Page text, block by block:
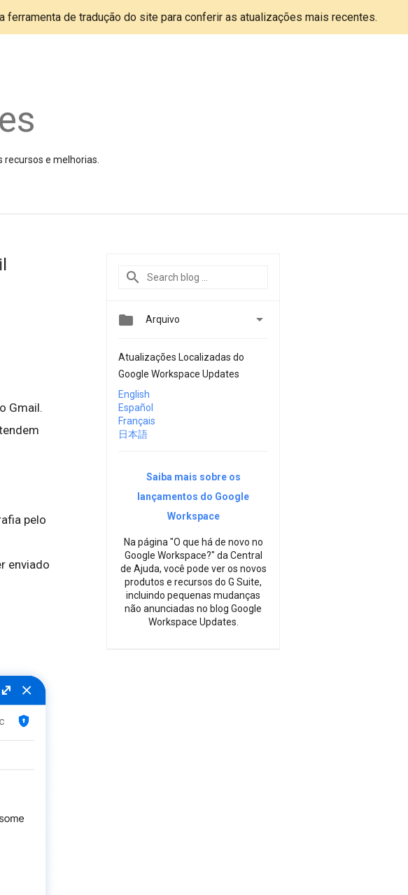
ferramenta de tradução do site para conferir as atualizações mais recentes.
e melhorias.
Gmail.
pelo
enviado
 Arquivo 
Atualizações Localizadas do
Google Workspace Updates
English
Español
Français
日本語
Saiba mais sobre os
lançamentos do Google
Workspace
Na página "O que há de novo no
Google Workspace?" da Central
de Ajuda, você pode ver os novos
produtos e recursos do G Suite,
incluindo pequenas mudanças
não anunciadas no blog Google
Workspace Updates.